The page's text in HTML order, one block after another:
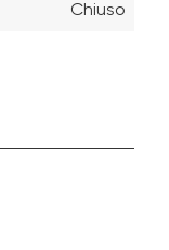
Chiuso